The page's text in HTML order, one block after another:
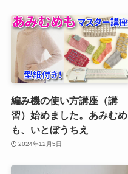
編み機の使い方講座（講
習）始めました。あみむめ
も、いとぼうちえ
2024年12月5日